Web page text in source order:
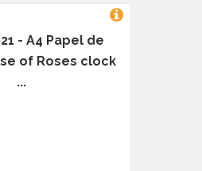
- A4 Papel de
of Roses clock
...